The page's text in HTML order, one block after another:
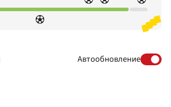
Автообновление